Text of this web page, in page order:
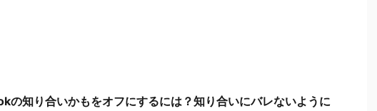
の知り合いかもをオフにするには？知り合いにバレないように